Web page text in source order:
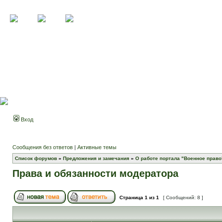
Вход
Сообщения без ответов | Активные темы
Список форумов » Предложения и замечания » О работе портала "Военное
Права и обязанности модератора
Страница 1 из 1 [ Сообщений: 8 ]